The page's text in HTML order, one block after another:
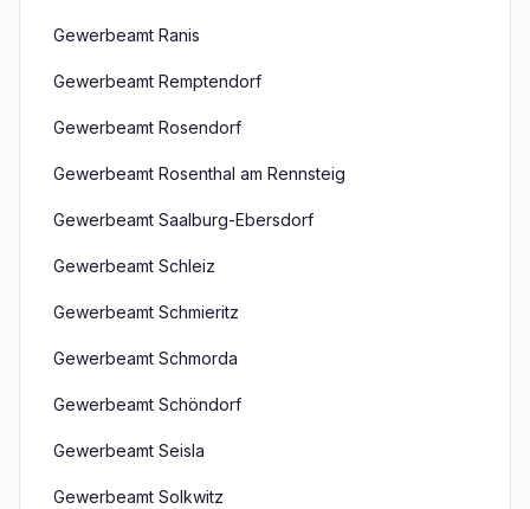
Gewerbeamt Ranis
Gewerbeamt Remptendorf
Gewerbeamt Rosendorf
Gewerbeamt Rosenthal am Rennsteig
Gewerbeamt Saalburg-Ebersdorf
Gewerbeamt Schleiz
Gewerbeamt Schmieritz
Gewerbeamt Schmorda
Gewerbeamt Schöndorf
Gewerbeamt Seisla
Gewerbeamt Solkwitz